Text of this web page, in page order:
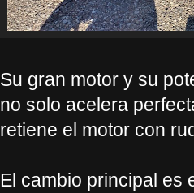
Su gran motor y su
no solo acelera
retiene el motor con
El cambio principal es